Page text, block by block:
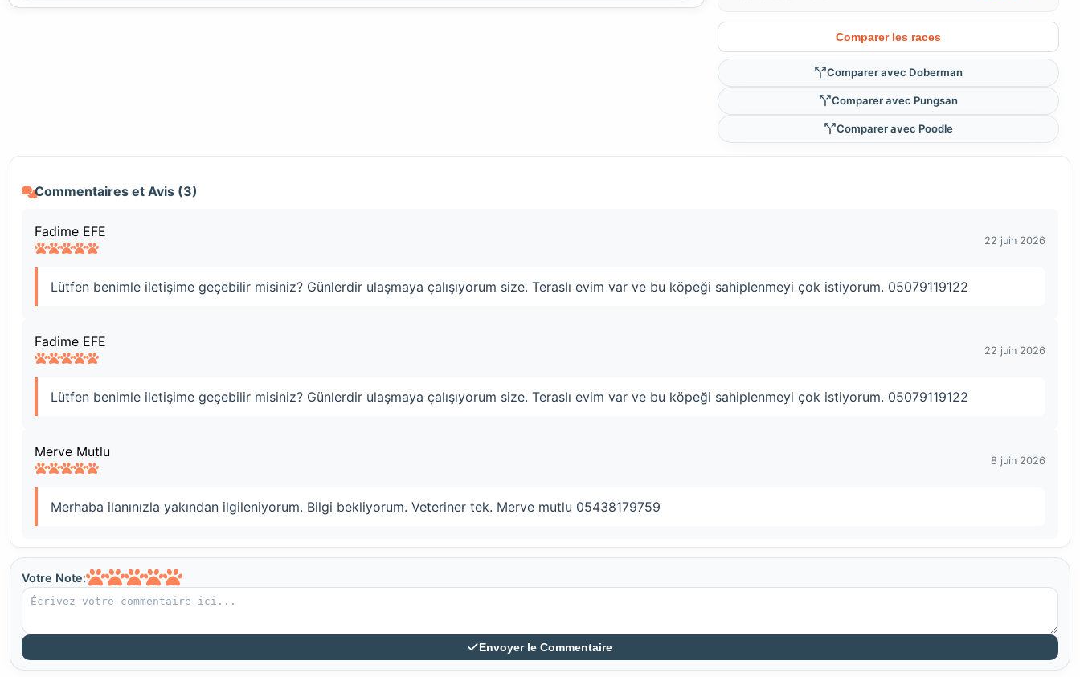
Comparer les races
Comparer avec Doberman
Comparer avec Pungsan
Comparer avec Poodle
Commentaires et Avis (3)
Fadime EFE
22 juin 2026
Lütfen benimle iletişime geçebilir misiniz? Günlerdir ulaşmaya çalışıyorum size. Teraslı evim var ve bu köpeği sahiplenmeyi çok istiyorum. 05079119122
Fadime EFE
22 juin 2026
Lütfen benimle iletişime geçebilir misiniz? Günlerdir ulaşmaya çalışıyorum size. Teraslı evim var ve bu köpeği sahiplenmeyi çok istiyorum. 05079119122
Merve Mutlu
8 juin 2026
Merhaba ilanınızla yakından ilgileniyorum. Bilgi bekliyorum. Veteriner tek. Merve mutlu 05438179759
Votre Note:
Envoyer le Commentaire